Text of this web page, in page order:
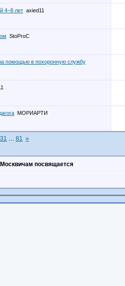
4–8 лет axied11
StoProC
помощью в похоронную службу
МОРИАРТИ
31 … 81 »
Москвичам посвящается